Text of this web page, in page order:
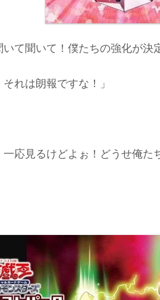
て聞いて！僕たちの強化が決
れは朗報ですな！」
一応見るけどよぉ！どうせ俺た